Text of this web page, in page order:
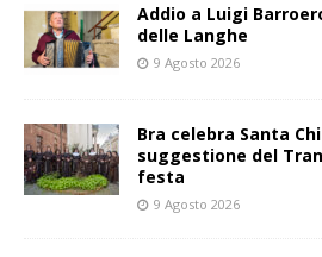
Addio a Luigi
delle Langhe
9 Agosto 2026
Bra celebra Santa
suggestione del
festa
9 Agosto 2026